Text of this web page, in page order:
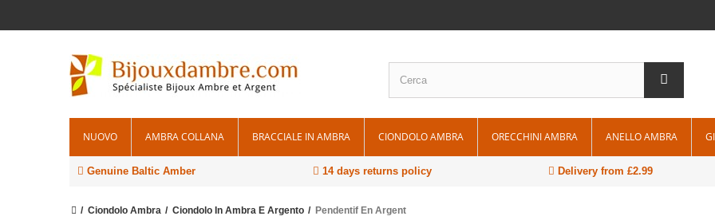
NUOVO AMBRA COLLANA BRACCIALE IN AMBRA CIONDOLO AMBRA ORECCHINI AMBRA ANELLO AMBRA
Genuine Baltic Amber 14 days returns policy Delivery from £2.99
Ciondolo Ambra Ciondolo In Ambra E Argento Pendentif En Argent